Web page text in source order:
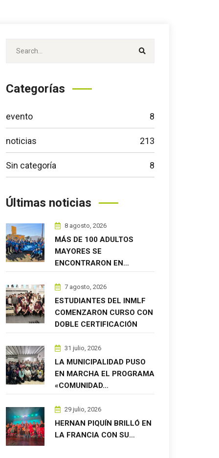
Categorías
evento 8
noticias 213
Sin categoría 8
Últimas noticias
8 agosto, 2026
MÁS DE 100 ADULTOS
MAYORES SE
ENCONTRARON EN…
7 agosto, 2026
ESTUDIANTES DEL INMLF
COMENZARON CURSO CON
DOBLE CERTIFICACIÓN
31 julio, 2026
LA MUNICIPALIDAD PUSO
EN MARCHA EL PROGRAMA
«COMUNIDAD…
29 julio, 2026
HERNAN PIQUÍN BRILLÓ EN
LA FRANCIA CON SU…